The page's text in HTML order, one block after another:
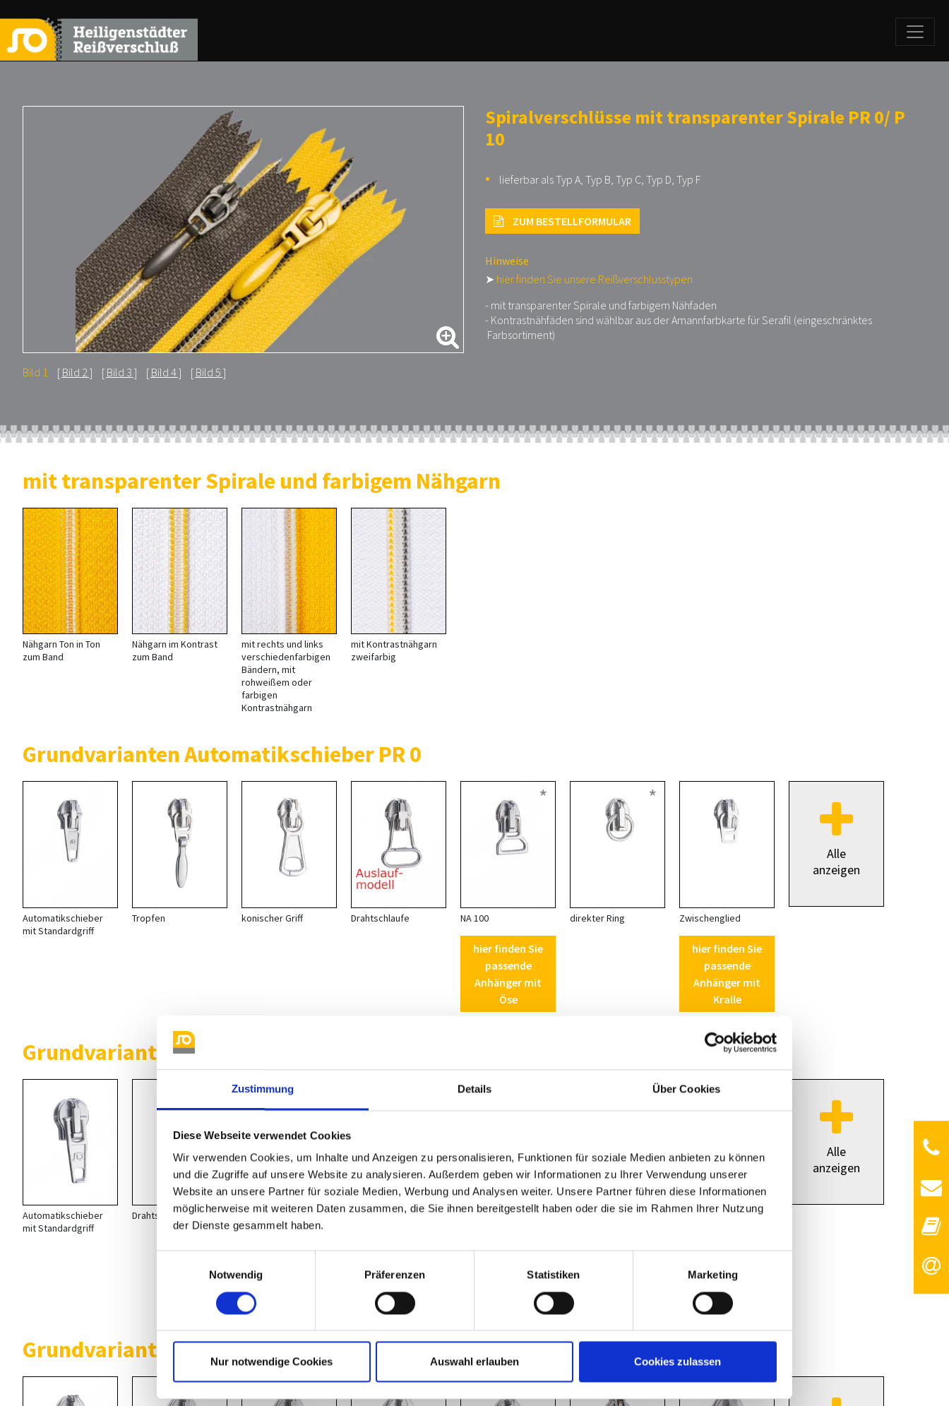
Zustimmung Details Über Cookies
Diese Webseite verwendet Cookies
Wir verwenden Cookies, um Inhalte und Anzeigen zu personalisieren, Funktionen für soziale Medien anbieten zu können
und die Zugriffe auf unsere Website zu analysieren. Außerdem geben wir Informationen zu Ihrer Verwendung unserer
Website an unsere Partner für soziale Medien, Werbung und Analysen weiter. Unsere Partner führen diese Informationen
möglicherweise mit weiteren Daten zusammen, die Sie ihnen bereitgestellt haben oder die sie im Rahmen Ihrer Nutzung
der Dienste gesammelt haben.
Notwendig
Präferenzen Statistiken Marketing
Nur notwendige Cookies Auswahl erlauben Cookies zulassen
Bild 1 Bild 2 Bild 3 Bild 4 Bild 5
Spiralverschlüsse mit transparenter Spirale PR 0/ P
10
lieferbar als Typ A, Typ B, Typ C, Typ D, Typ F
ZUM BESTELLFORMULAR
Hinweise
➤ hier finden Sie unsere Reißverschlusstypen
- mit transparenter Spirale und farbigem Nähfaden
- Kontrastnähfäden sind wählbar aus der Amannfarbkarte für Serafil (eingeschränktes
Farbsortiment)
mit transparenter Spirale und farbigem Nähgarn
Nähgarn Ton in Ton
zum Band
Nähgarn im Kontrast
zum Band
mit rechts und links
verschiedenfarbigen
Bändern, mit
rohweißem oder
farbigen
Kontrastnähgarn
mit Kontrastnähgarn
zweifarbig
Grundvarianten Automatikschieber PR 0
Automatikschieber
mit Standardgriff
Tropfen konischer Griff Drahtschlaufe
*
NA 100
hier finden Sie
passende
Anhänger mit
Öse
*
direkter Ring Zwischenglied
hier finden Sie
passende
Anhänger mit
Kralle
Alle
anzeigen
Grundvarianten Automatikschieber P 10
Automatikschieber
mit Standardgriff
Drahtschlaufe NA 113
Anhänger mit
Leine Löffelgriff
Zinkkappenschieber
konischer Griff
Alle
anzeigen
Grundvarianten umgekehrte Schieber P 10
* * * * *